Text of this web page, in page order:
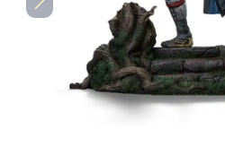
Ajándékkártya
Szállítás és fizetés
Sorozatos cuccok